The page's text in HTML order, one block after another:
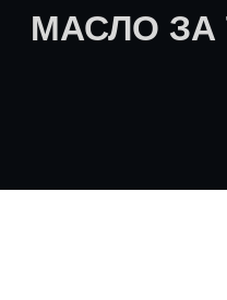
МАСЛО ЗА